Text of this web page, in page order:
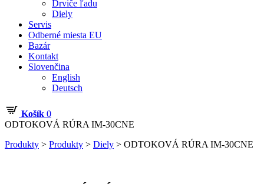
Drviče ľadu
Diely
Servis
Odberné miesta EU
Bazár
Kontakt
Slovenčina
English
Deutsch
Košík 0
ODTOKOVÁ RÚRA IM-30CNE
Produkty > Produkty > Diely > ODTOKOVÁ RÚRA IM-30CNE